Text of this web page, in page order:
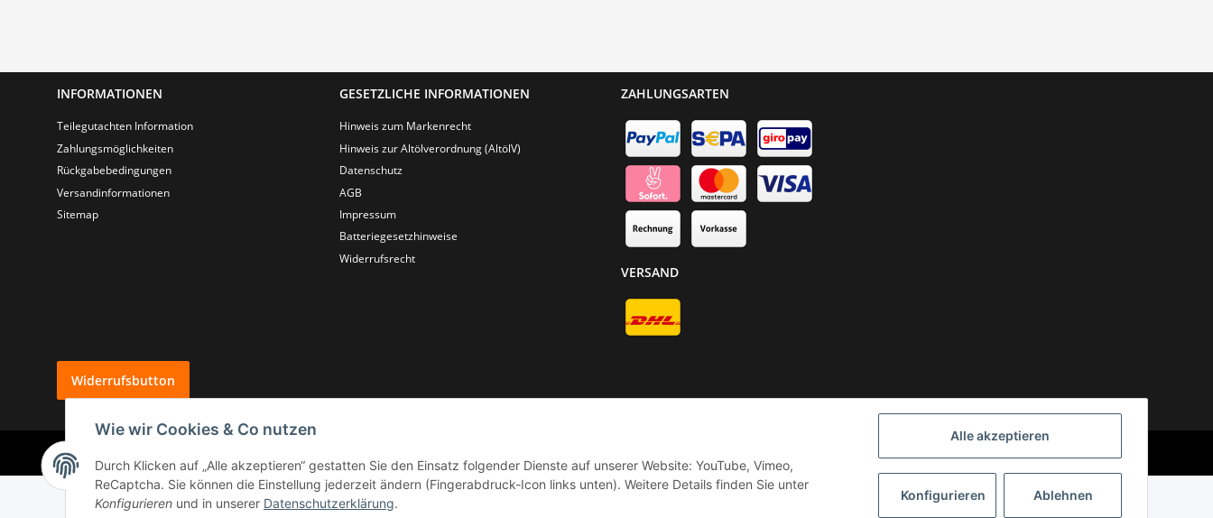
INFORMATIONEN
Teilegutachten Information
Zahlungsmöglichkeiten
Rückgabebedingungen
Versandinformationen
Sitemap
GESETZLICHE INFORMATIONEN
Hinweis zum Markenrecht
Hinweis zur Altölverordnung (AltölV)
Datenschutz
AGB
Impressum
Batteriegesetzhinweise
Widerrufsrecht
ZAHLUNGSARTEN
VERSAND
Widerrufsbutton
Wie wir Cookies & Co nutzen
Durch Klicken auf „Alle akzeptieren“ gestatten Sie den Einsatz folgender Dienste auf unserer Website: YouTube, Vimeo,
ReCaptcha. Sie können die Einstellung jederzeit ändern (Fingerabdruck-Icon links unten). Weitere Details finden Sie unter
Konfigurieren und in unserer Datenschutzerklärung.
Alle akzeptieren
Konfigurieren Ablehnen